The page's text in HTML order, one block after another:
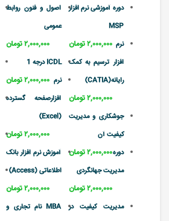
دوره آموزشی نرم افزار
MSP
۲,۰۰۰,۰۰۰ تومان نرم
افزار ترسیم به کمک
رایانه(CATIA)
۲,۰۰۰,۰۰۰ تومان
جوشکاری و مدیریت
کیفیت آن
۲,۰۰۰,۰۰۰ توماندوره
مدیریت جهانگردی
۲,۰۰۰,۰۰۰ تومان
مدیریت کیفیت در
اصول و فنون روابط
عمومی
۲,۰۰۰,۰۰۰ تومان
ICDL درجه 1
۲,۰۰۰,۰۰۰ تومان نرم
افزارصفحه گسترده
(Excel)
۲,۰۰۰,۰۰۰ تومان
آموزش نرم افزار بانک
اطلاعاتی (Access)
۲,۰۰۰,۰۰۰ تومان
MBA نام تجاری و